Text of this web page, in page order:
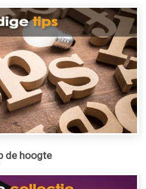
de hoogte